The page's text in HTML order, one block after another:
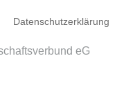
Datenschutzerklärung
eG